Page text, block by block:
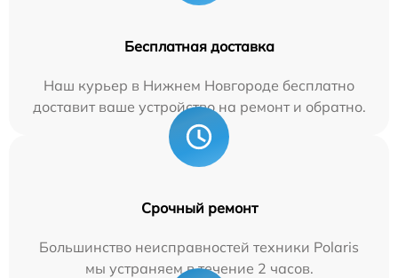
Бесплатная доставка
Наш курьер в Нижнем Новгороде бесплатно
доставит ваше устройство на ремонт и обратно.
Срочный ремонт
Большинство неисправностей техники Polaris
мы устраняем в течение 2 часов.